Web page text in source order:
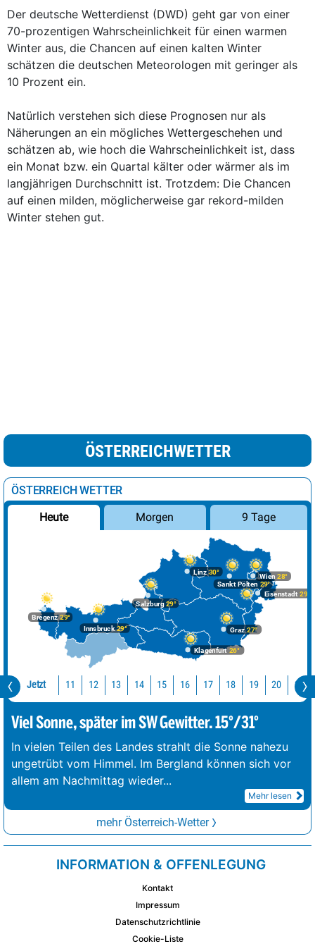
Der deutsche Wetterdienst (DWD) geht gar von einer
70-prozentigen Wahrscheinlichkeit für einen warmen
Winter aus, die Chancen auf einen kalten Winter
schätzen die deutschen Meteorologen mit geringer als
10 Prozent ein.
Natürlich verstehen sich diese Prognosen nur als
Näherungen an ein mögliches Wettergeschehen und
schätzen ab, wie hoch die Wahrscheinlichkeit ist, dass
ein Monat bzw. ein Quartal kälter oder wärmer als im
langjährigen Durchschnitt ist. Trotzdem: Die Chancen
auf einen milden, möglicherweise gar rekord-milden
Winter stehen gut.
ÖSTERREICHWETTER
ÖSTERREICH WETTER
Heute Morgen 9 Tage
Bregenz29°
Graz27°
Innsbruck29°
Klagenfurt 26°
Linz30°
Salzburg29°
Wien 28°
Eisenstadt 29°
Sankt Pölten 29°
Jetzt 11 12 13 14 15 16 17 18 19 20 21
Viel Sonne, später im SW Gewitter. 15°/31°
In vielen Teilen des Landes strahlt die Sonne nahezu
ungetrübt vom Himmel. Im Bergland können sich vor
allem am Nachmittag wieder...
Mehr lesen
mehr Österreich-Wetter
INFORMATION & OFFENLEGUNG
Kontakt
Impressum
Datenschutzrichtlinie
Cookie-Liste